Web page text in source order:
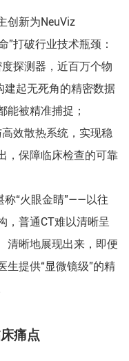
创新为NeuViz
”打破行业技术瓶颈：
探测器，近百万个物
建起无死角的精密数据
能被精准捕捉；
效散热系统，实现稳
，保障临床检查的可靠
称“火眼金睛”——以往
，普通CT难以清晰呈
清晰地展现出来，即便
生提供“显微镜级”的精
痛点